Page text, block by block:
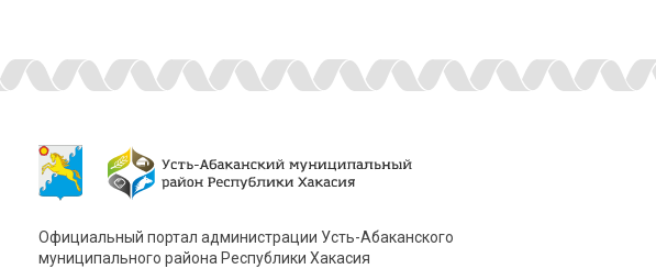
Официальный портал администрации Усть-Абаканского
муниципального района Республики Хакасия